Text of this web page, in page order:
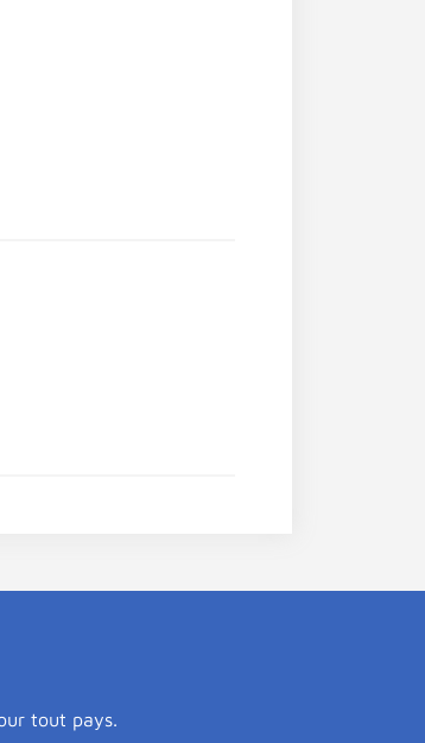
tout pays.